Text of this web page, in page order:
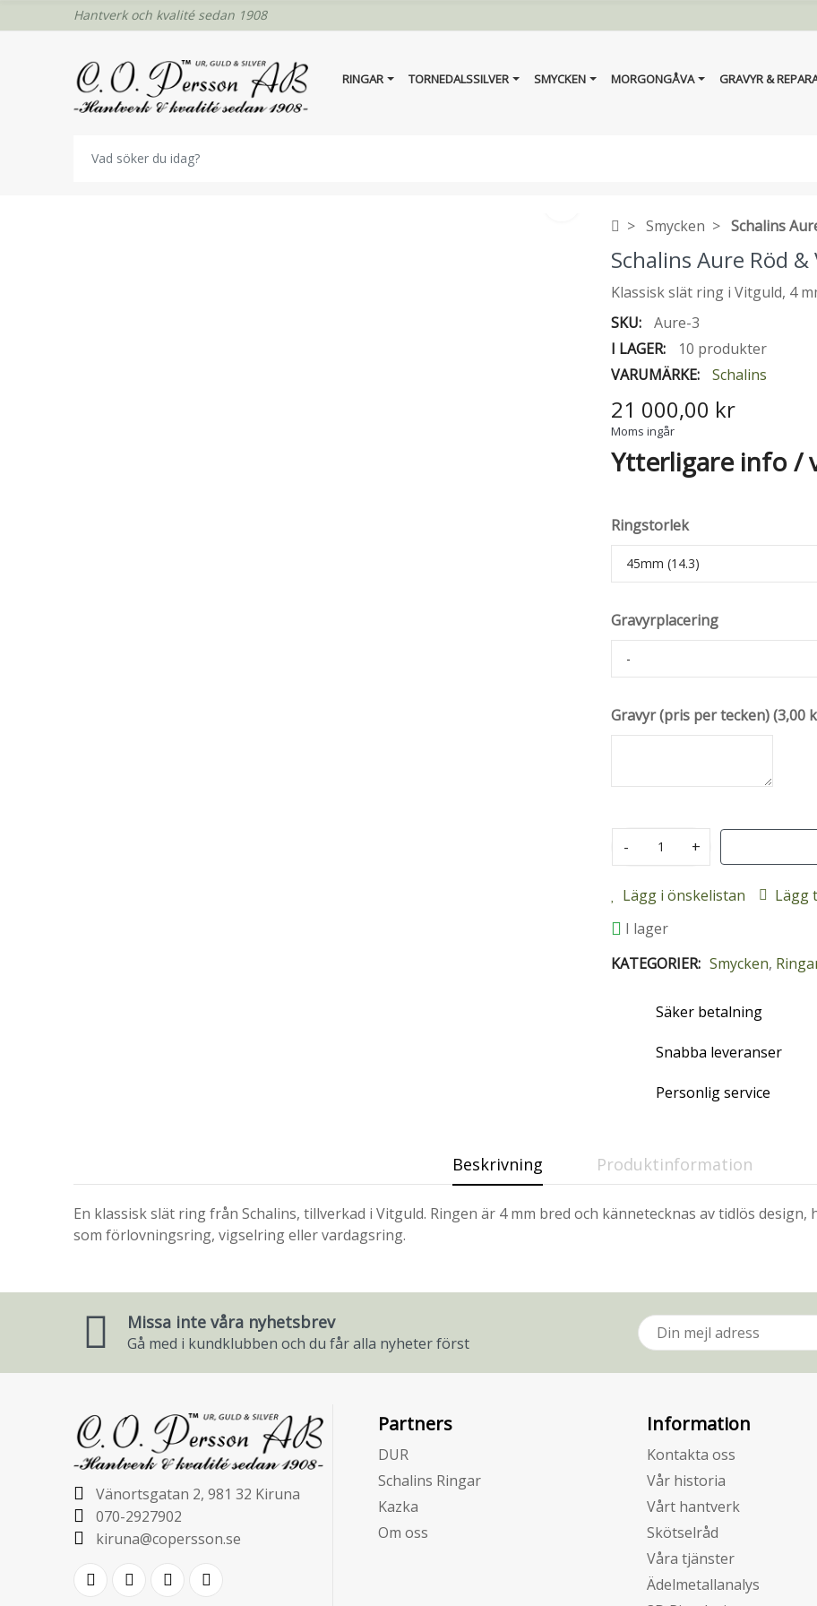
Hantverk och kvalité sedan 1908
RINGAR TORNEDALSSILVER SMYCKEN MORGONGÅVA GRAVYR &
Smycken Schalins
Schalins Aure Röd
Klassisk slät ring i Vitguld, 4
SKU:
Aure-3
I LAGER:
10 produkter
VARUMÄRKE:
Schalins
21 000,00 kr
Moms ingår
Ytterligare info /
Ringstorlek
Gravyrplacering
Gravyr (pris per tecken)(3,00
- +
Lägg i önskelistan
Lägg
I lager
KATEGORIER: Smycken,
Säker betalning
Snabba leveranser
Personlig service
Beskrivning Produktinformation
En klassisk slät ring från Schalins, tillverkad i Vitguld. Ringen är 4 mm bred och kännetecknas av tidlös
som förlovningsring, vigselring eller vardagsring.
Missa inte våra nyhetsbrev
Gå med i kundklubben och du får alla nyheter först
Vänortsgatan 2, 981 32 Kiruna
070-2927902
kiruna@copersson.se
Partners
DUR
Schalins Ringar
Kazka
Om oss
Information
Kontakta oss
Vår historia
Vårt hantverk
Skötselråd
Våra tjänster
Ädelmetallanalys